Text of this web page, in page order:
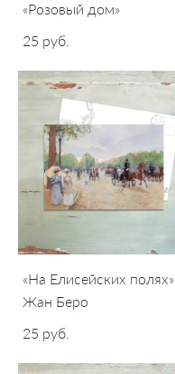
«Розовый дом»
25 pуб.
«На Елисейских полях»
Жан Беро
25 pуб.